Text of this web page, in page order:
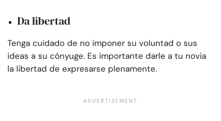
Da libertad
Tenga cuidado de no imponer su voluntad o sus
ideas a su cónyuge. Es importante darle a tu novia
la libertad de expresarse plenamente.